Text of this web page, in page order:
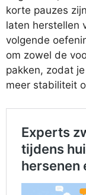
korte pauzes
laten herstellen
volgende
om zowel de
pakken, zodat
meer stabiliteit